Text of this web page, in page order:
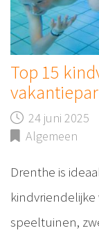
Top 15
24 juni 2025
Algemeen
Drenthe is
speeltuinen,